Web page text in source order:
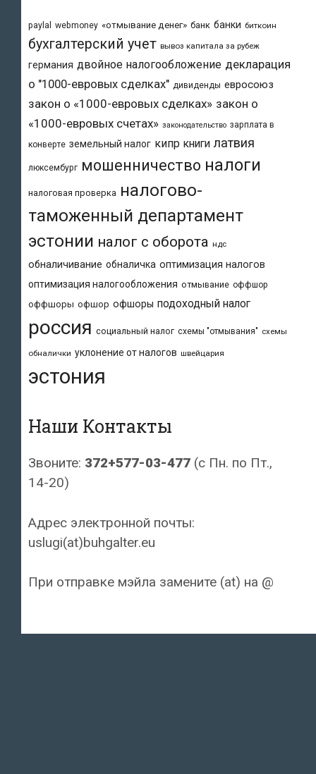
paylal webmoney «отмывание денег» банк банки биткоин
бухгалтерский учет вывоз капитала за рубеж
германия двойное налогообложение декларация
о "1000-евровых сделках" дивиденды евросоюз
закон о «1000-евровых сделках» закон о
«1000-евровых счетах» законодательство зарплата в
конверте земельный налог кипр книги латвия
люксембург мошенничество налоги
налоговая проверка налогово-
таможенный департамент
эстонии налог с оборота ндс
обналичивание обналичка оптимизация налогов
оптимизация налогообложения отмывание оффшор
оффшоры офшор офшоры подоходный налог
россия социальный налог схемы "отмывания" схемы
обналички уклонение от налогов швейцария
эстония
Наши Контакты
Звоните: 372+577-03-477 (с Пн. по Пт.,
14-20)
Адрес электронной почты:
uslugi(at)buhgalter.eu
При отправке мэйла замените (at) на @